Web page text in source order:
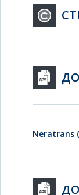
Neratrans